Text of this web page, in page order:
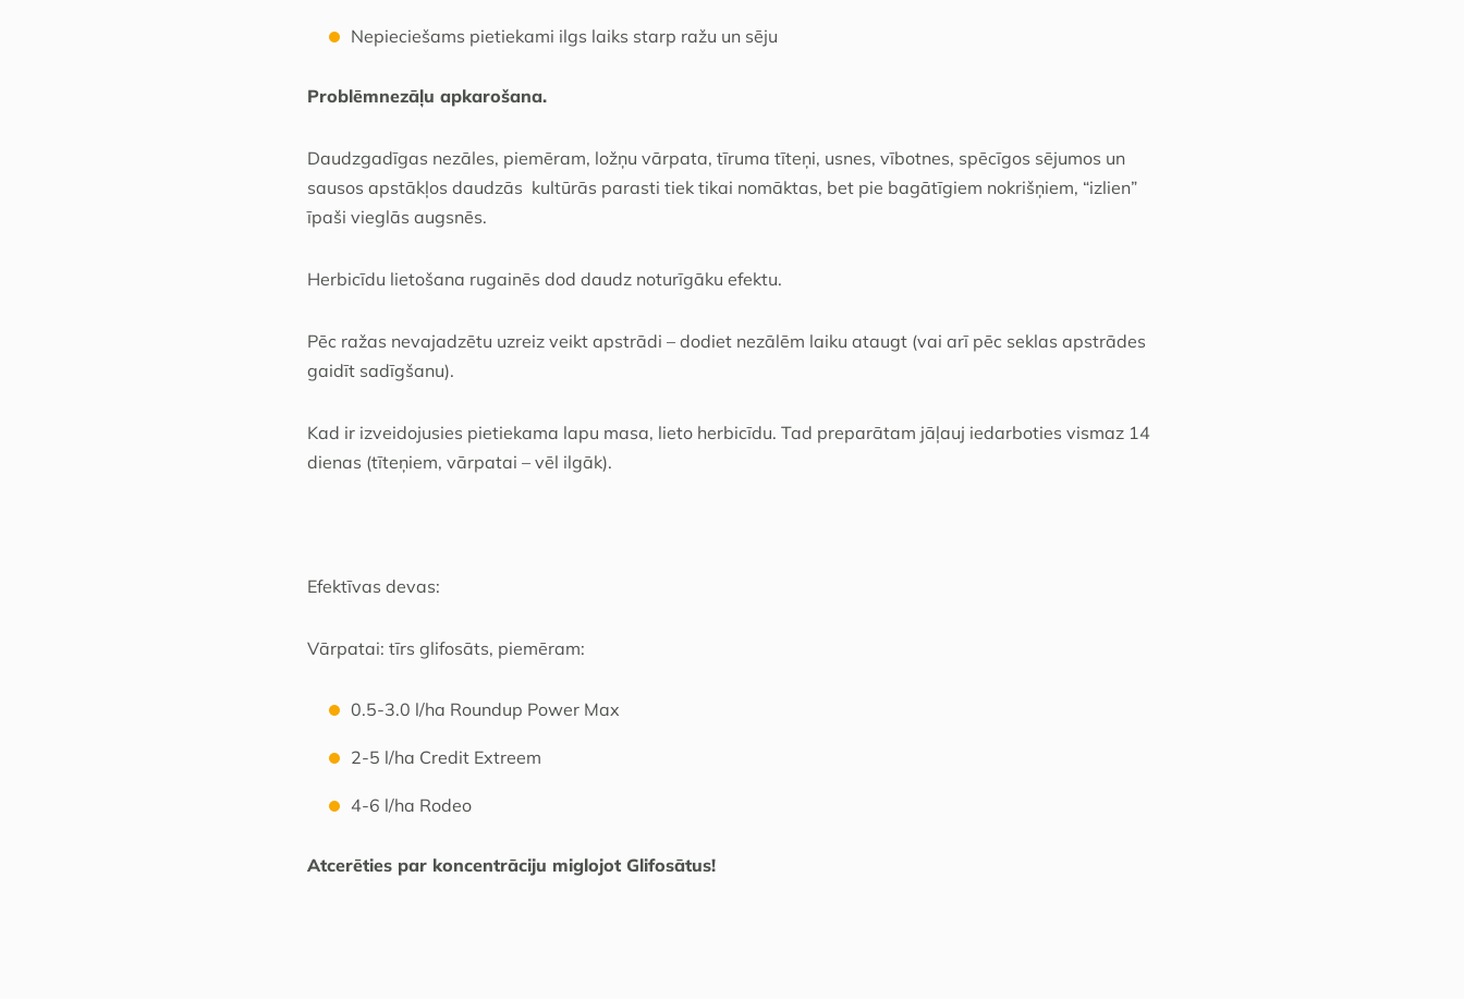
Nepieciešams pietiekami ilgs laiks starp ražu un sēju
Problēmnezāļu apkarošana.
Daudzgadīgas nezāles, piemēram, ložņu vārpata, tīruma tīteņi, usnes, vībotnes, spēcīgos sējumos un
sausos apstākļos daudzās kultūrās parasti tiek tikai nomāktas, bet pie bagātīgiem nokrišņiem, “izlien”
īpaši vieglās augsnēs.
Herbicīdu lietošana rugainēs dod daudz noturīgāku efektu.
Pēc ražas nevajadzētu uzreiz veikt apstrādi – dodiet nezālēm laiku ataugt (vai arī pēc seklas apstrādes
gaidīt sadīgšanu).
Kad ir izveidojusies pietiekama lapu masa, lieto herbicīdu. Tad preparātam jāļauj iedarboties vismaz 14
dienas (tīteņiem, vārpatai – vēl ilgāk).
Efektīvas devas:
Vārpatai: tīrs glifosāts, piemēram:
0.5-3.0 l/ha Roundup Power Max
2-5 l/ha Credit Extreem
4-6 l/ha Rodeo
Atcerēties par koncentrāciju miglojot Glifosātus!